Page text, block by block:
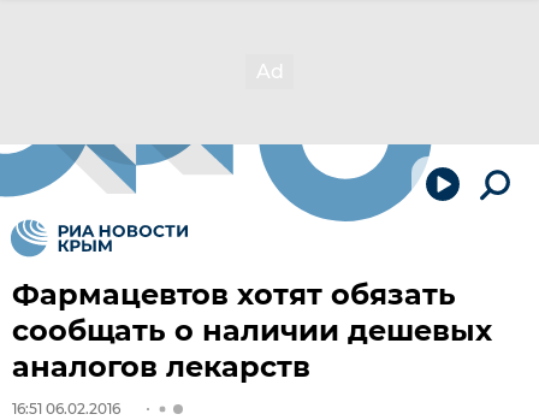
Фармацевтов хотят обязать
сообщать о наличии дешевых
аналогов лекарств
16:51 06.02.2016